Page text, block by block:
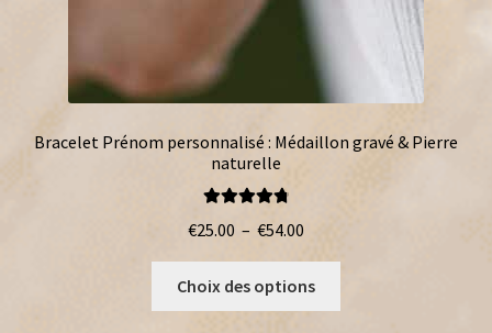
Bracelet Prénom personnalisé : Médaillon gravé & Pierre
naturelle
€25.00 – €54.00
prix :
€25.00
Choix des options